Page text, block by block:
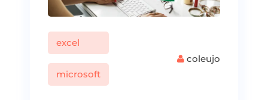
excel
microsoft
coleujo